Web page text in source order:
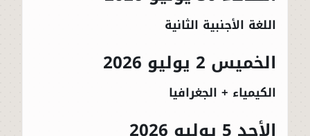
اللغة الأجنبية الثانية
الخميس 2 يوليو 2026
الكيمياء + الجغرافيا